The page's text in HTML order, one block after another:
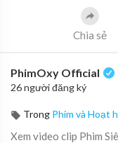
Chia sẻ
PhimOxy Official
26 người đăng ký
Trong Phim và Hoạt
Xem video clip Phim